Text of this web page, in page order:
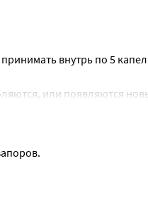
внутрь по 5
или появляются